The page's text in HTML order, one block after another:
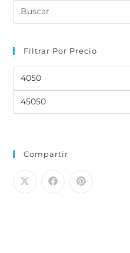
Filtrar Por Precio
Compartir